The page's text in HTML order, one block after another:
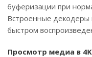
буферизации при
Встроенные декодеры
быстром
Просмотр медиа в 4K